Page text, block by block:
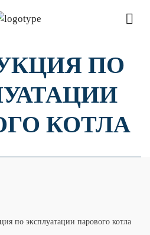
ПО
КОТЛА
по эксплуатации парового котла